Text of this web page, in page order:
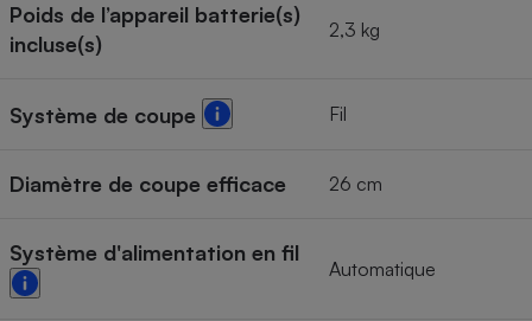
Poids de l’appareil batterie(s)
incluse(s)
2,3 kg
Système de coupe Fil
Diamètre de coupe efficace 26 cm
Système d'alimentation en fil
Automatique